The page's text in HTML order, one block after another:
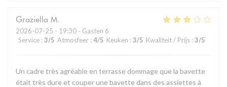
Graziella M
2026-07-25 - 19:30 - Gasten 6
Service : 3/5 Atmosfeer : 4/5 Keuken : 3/5 Kwaliteit / Prijs : 3/5
Un cadre très agréable en terrasse dommage que la bavette
était très dure et couper une bavette dans des assiettes à